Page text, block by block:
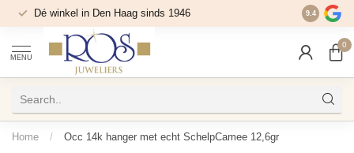
Dé winkel in Den Haag sinds 1946 9.4
MENU
0
Home / Occ 14k hanger met echt SchelpCamee 12,6gr